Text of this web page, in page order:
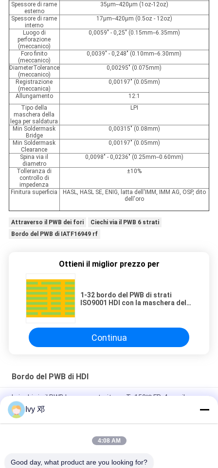
Spessore di rame
esterno
35µm--420µm (1oz-12oz)
Spessore di rame
interno
17µm--420µm (0.5oz - 12oz)
Luogo di
perforazione
(meccanico)
0,0059" - 0,25" (0.15mm--6.35mm)
Foro finito
(meccanico)
0,0039" - 0,248" (0.10mm--6.30mm)
DiameterTolerance
(meccanico)
0,00295" (0.075mm)
Registrazione
(meccanica)
0,00197" (0.05mm)
Allungamento
12:1
Tipo della
maschera della
lega per saldatura
LPI
Min Soldermask
Bridge
0,00315" (0.08mm)
Min Soldermask
Clearance
0,00197" (0.05mm)
Spina via il
diametro
0,0098" - 0,0236" (0.25mm--0.60mm)
Tolleranza di
controllo di
impedenza
±10%
Finitura superficia
HASL, HASL SE, ENIG, latta dell'IMM, IMM AG, OSP, dito
dell'oro
Attraverso il PWB dei fori
Ciechi via il PWB 6 strati
Bordo del PWB di IATF16949 rf
Ottieni il miglior prezzo per
1-32 bordo del PWB di strati
ISO9001 HDI con la maschera della
Continua
Bordo del PWB di HDI
I ciechi via il PWB hanno costruito su Tg150℃ FR-4 con il
circuito dell'oro 4-Layer FR-4 di immersione
PCB ibridi 10 strato 1.7 mm HDI Board RO4350B e FR4
HDI RF PCB 8 strato RO4350B Rogers 4350 Materiali 1,6 mm
Ivy 邓
4:08 AM
Good day, what product are you looking for?